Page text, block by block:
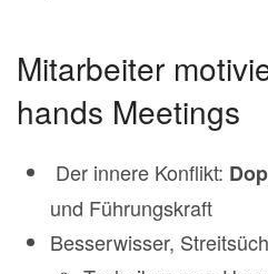
Mitarbeiter
hands Meetings
Der innere Konflikt:
und Führungskraft
Besserwisser,